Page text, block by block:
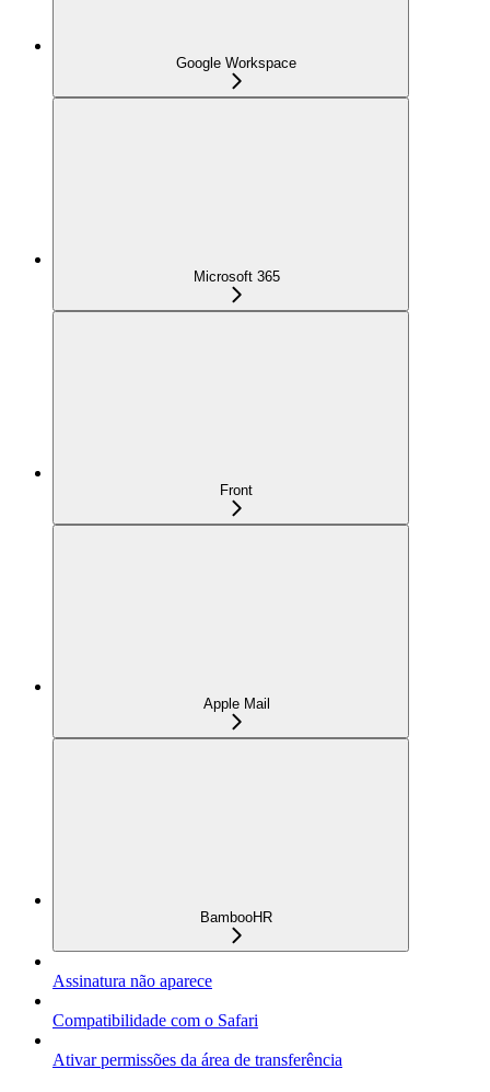
Google Workspace
Microsoft 365
Front
Apple Mail
BambooHR
Assinatura não aparece
Compatibilidade com o Safari
Ativar permissões da área de transferência